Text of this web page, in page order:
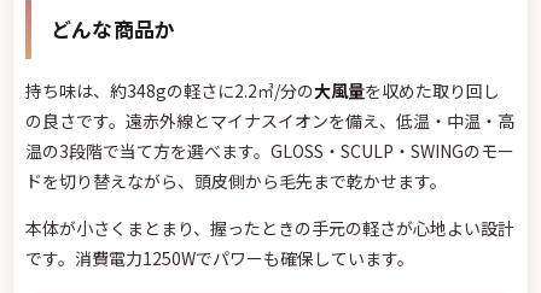
どんな商品か
持ち味は、約348gの軽さに2.2㎥/分の大風量を収めた取り回し
の良さです。遠赤外線とマイナスイオンを備え、低温・中温・高
温の3段階で当て方を選べます。GLOSS・SCULP・SWINGのモー
ドを切り替えながら、頭皮側から毛先まで乾かせます。
本体が小さくまとまり、握ったときの手元の軽さが心地よい設計
です。消費電力1250Wでパワーも確保しています。